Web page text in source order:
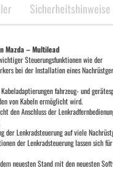
Sicherheitshinweise
Mazda – Multilead
Steuerungsfunktionen wie der
bei der Installation eines
fahrzeug- und
von Kabeln ermöglicht wird.
den Anschluss der
der Lenkradsteuerung auf viele
der Lenkradsteuerung lassen sich
neuesten Stand mit den neuesten